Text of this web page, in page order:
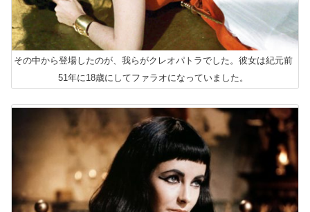
その中から登場したのが、我らがクレオパトラでした。彼女は紀元前
51年に18歳にしてファラオになっていました。